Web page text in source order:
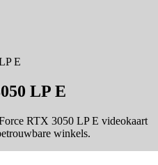
E
LP E
RTX 3050 LP E videokaart
winkels.